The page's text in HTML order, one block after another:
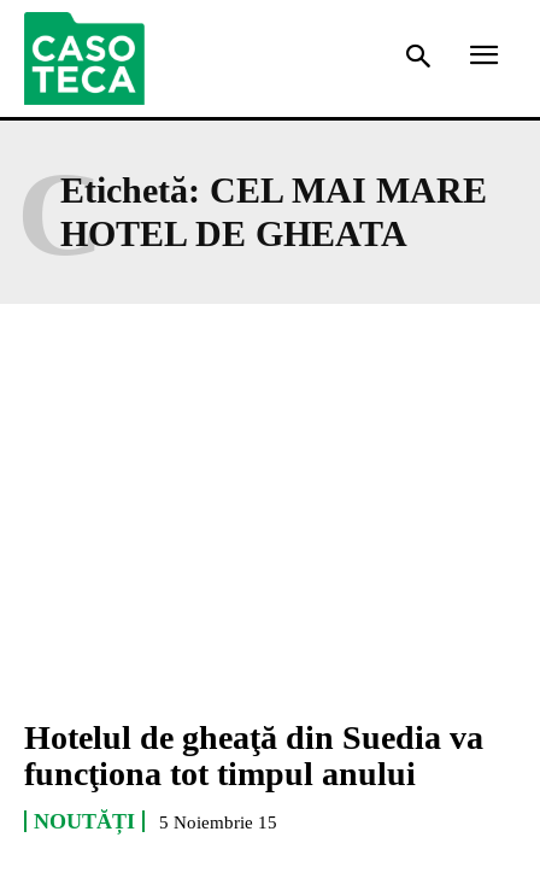
Etichetă: CEL MAI MARE
HOTEL DE GHEATA
C
Hotelul de gheaţă din Suedia va
funcţiona tot timpul anului
NOUTĂȚI 5 Noiembrie 15